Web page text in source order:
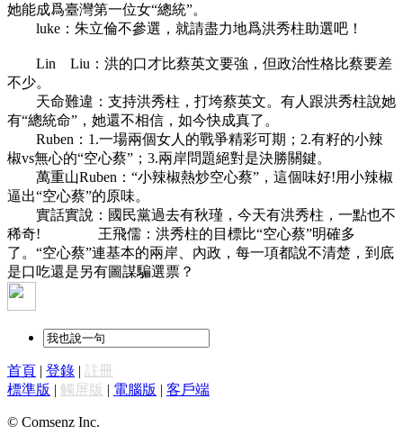
她能成爲臺灣第一位女“總統”。
luke：朱立倫不參選，就請盡力地爲洪秀柱助選吧！
Lin Liu：洪的口才比蔡英文要強，但政治性格比蔡要差
不少。
天命難違：支持洪秀柱，打垮蔡英文。有人跟洪秀柱說她
有“總統命”，她還不相信，如今快成真了。
Ruben：1.一場兩個女人的戰爭精彩可期；2.有籽的小辣
椒vs無心的“空心蔡”；3.兩岸問題絕對是決勝關鍵。
萬重山Ruben：“小辣椒熱炒空心蔡”，這個味好!用小辣椒
逼出“空心蔡”的原味。
實話實說：國民黨過去有秋瑾，今天有洪秀柱，一點也不
稀奇! 王飛儒：洪秀柱的目標比“空心蔡”明確多
了。“空心蔡”連基本的兩岸、內政，每一項都說不清楚，到底
是口吃還是另有圖謀騙選票？
首頁 | 登錄 | 註冊
標準版 | 觸屏版 | 電腦版 | 客戶端
© Comsenz Inc.